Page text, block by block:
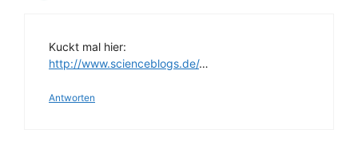
Kuckt mal hier:
http://www.scienceblogs.de/…
Antworten